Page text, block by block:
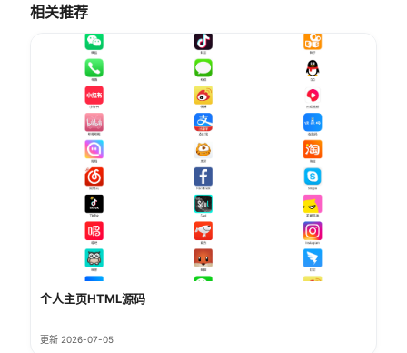
相关推荐
个人主页HTML源码
更新 2026-07-05